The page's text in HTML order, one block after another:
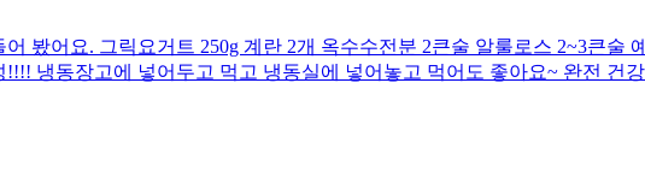
봤어요. 그릭요거트 250g 계란 2개 옥수수전분 2큰술 알룰로스 2~3큰술
냉동장고에 넣어두고 먹고 냉동실에 넣어놓고 먹어도 좋아요~ 완전 건